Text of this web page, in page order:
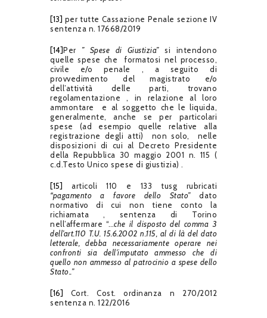
[13] per tutte Cassazione Penale sezione IV
sentenza n. 17668/2019
[14]Per ” Spese di Giustizia”si intendono
quelle spese che formatosi nel processo,
civile e/o penale , a seguito di
provvedimento del magistrato e/o
dell’attività delle parti, trovano
regolamentazione , in relazione al loro
ammontare e al soggetto che le liquida,
generalmente, anche se per particolari
spese (ad esempio quelle relative alla
registrazione degli atti) non solo, nelle
disposizioni di cui al Decreto Presidente
della Repubblica 30 maggio 2001 n. 115 (
c.d.Testo Unico spese di giustizia) .
[15]
articoli 110 e 133 tusg rubricati
“pagamento a favore dello Stato”dato
normativo di cui non tiene conto la
richiamata , sentenza di Torino
nell’affermare “…che il disposto del comma 3
dell’art.110 T.U. 15.6.2002 n.115, al di là del dato
letterale, debba necessariamente operare nei
confronti sia dell’imputato ammesso che di
quello non ammesso al patrocinio a spese dello
Stato..”
[16]
Cort. Cost. ordinanza n 270/2012
sentenza n. 122/2016